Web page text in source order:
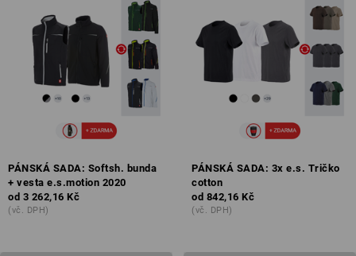
PÁNSKÁ SADA: Softsh. bunda
+ vesta e.s.motion 2020
od 3 262,16 Kč
(vč. DPH)
PÁNSKÁ SADA: 3x e.s. Tričko
cotton
od 842,16 Kč
(vč. DPH)